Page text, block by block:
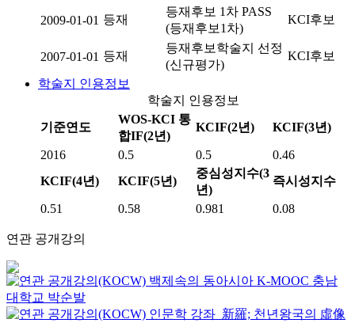
2009-01-01 등재
등재후보 1차 PASS
(등재후보1차)
KCI후보
2007-01-01 등재
등재후보학술지 선정
(신규평가)
KCI후보
학술지 인용정보
학술지 인용정보
기준연도
WOS-KCI 통
합IF(2년)
KCIF(2년) KCIF(3년)
2016 0.5 0.5
0.46
KCIF(4년)
KCIF(5년)
중심성지수(3
년)
즉시성지수
0.51 0.58 0.981 0.08
연관 공개강의
백제속의 동아시아 K-MOOC 충남
대학교 박순발
인문학 강좌_新羅; 천년왕국의 虛像